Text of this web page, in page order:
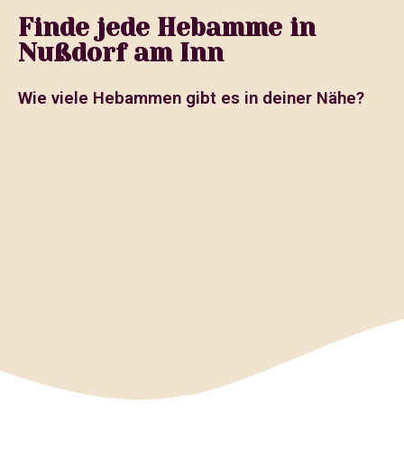
Finde jede Hebamme in
Nußdorf am Inn
Wie viele Hebammen gibt es in deiner Nähe?